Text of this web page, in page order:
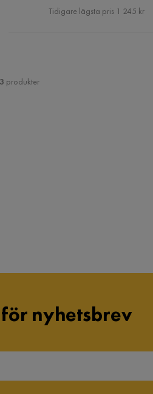
Pris
Tidigare lägsta pris 1 245 kr
3 produkter
nyhetsbrev